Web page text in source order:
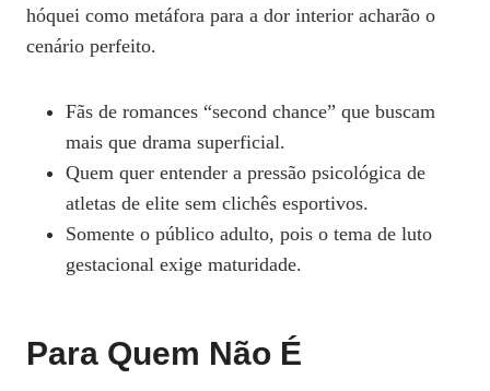
hóquei como metáfora para a dor interior acharão o
cenário perfeito.
Fãs de romances “second chance” que buscam
mais que drama superficial.
Quem quer entender a pressão psicológica de
atletas de elite sem clichês esportivos.
Somente o público adulto, pois o tema de luto
gestacional exige maturidade.
Para Quem Não É